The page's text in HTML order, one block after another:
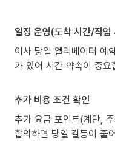
일정 운영(도착 시간/작업
이사 당일 엘리베이터 예
가 있어 시간 약속이 중요
추가 비용 조건 확인
추가 요금 포인트(계단,
합의하면 당일 갈등이 줄